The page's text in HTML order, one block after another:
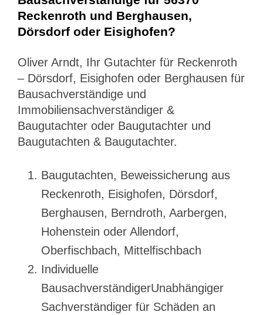
Reckenroth und Berghausen,
Dörsdorf oder Eisighofen?
Oliver Arndt, Ihr Gutachter für Reckenroth
– Dörsdorf, Eisighofen oder Berghausen für
Bausachverständige und
Immobiliensachverständiger &
Baugutachter oder Baugutachter und
Baugutachten & Baugutachter.
Baugutachten, Beweissicherung aus
Reckenroth, Eisighofen, Dörsdorf,
Berghausen, Berndroth, Aarbergen,
Hohenstein oder Allendorf,
Oberfischbach, Mittelfischbach
Individuelle
BausachverständigerUnabhängiger
Sachverständiger für Schäden an